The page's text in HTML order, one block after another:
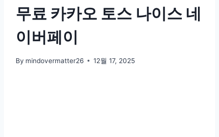
무료 카카오 토스 나이스 네
이버페이
By mindovermatter26 12월 17, 2025